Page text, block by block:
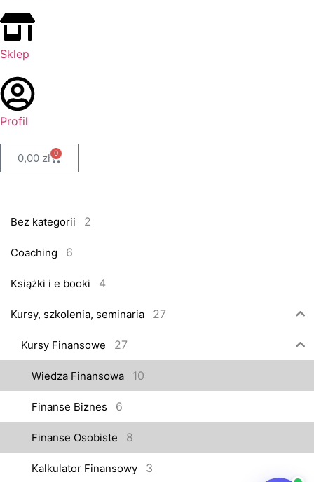
Sklep
Profil
0,00 zł 0
Bez kategorii 2
Coaching 6
Książki i e booki 4
Kursy, szkolenia, seminaria 27
Kursy Finansowe 27
Wiedza Finansowa 10
Finanse Biznes 6
Finanse Osobiste 8
Kalkulator Finansowy 3